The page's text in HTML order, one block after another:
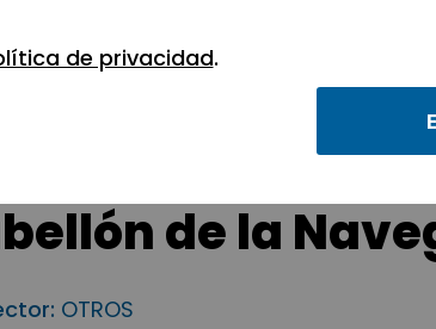
en los parques de APTE.
de la
OTROS
de privacidad.